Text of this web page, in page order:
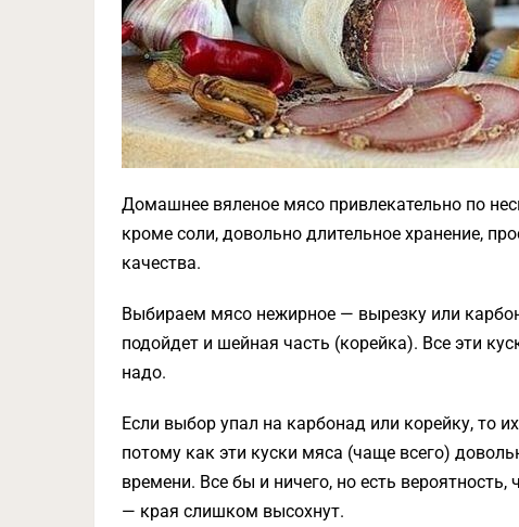
Домашнее вяленое мясо привлекательно по
кроме соли, довольно длительное хранение,
качества.
Выбираем мясо нежирное — вырезку или
подойдет и шейная часть (корейка). Все эти
надо.
Если выбор упал на карбонад или корейку, то
потому как эти куски мяса (чаще всего)
времени. Все бы и ничего, но есть
— края слишком высохнут.